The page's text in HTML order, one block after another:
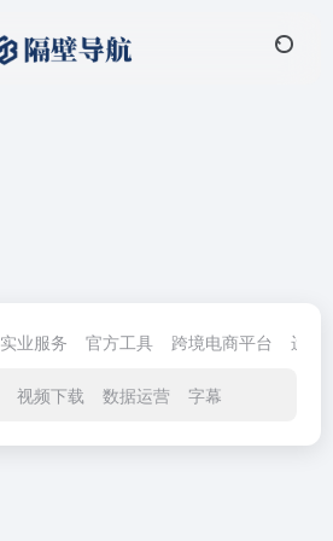
实业服务 官方工具 跨境电商平台 运营
视频下载 数据运营 字幕